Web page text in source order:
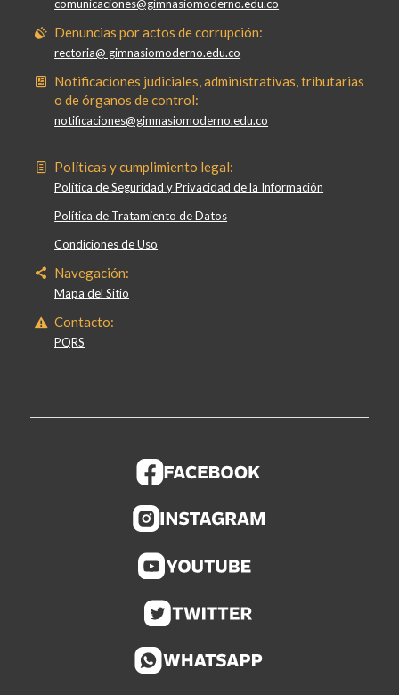
comunicaciones@gimnasiomoderno.edu.co
Denuncias por actos de corrupción:
rectoria@ gimnasiomoderno.edu.co
Notificaciones judiciales, administrativas, tributarias
o de órganos de control:
notificaciones@gimnasiomoderno.edu.co
Políticas y cumplimiento legal:
Política de Seguridad y Privacidad de la Información
Política de Tratamiento de Datos
Condiciones de Uso
Navegación:
Mapa del Sitio
Contacto:
PQRS